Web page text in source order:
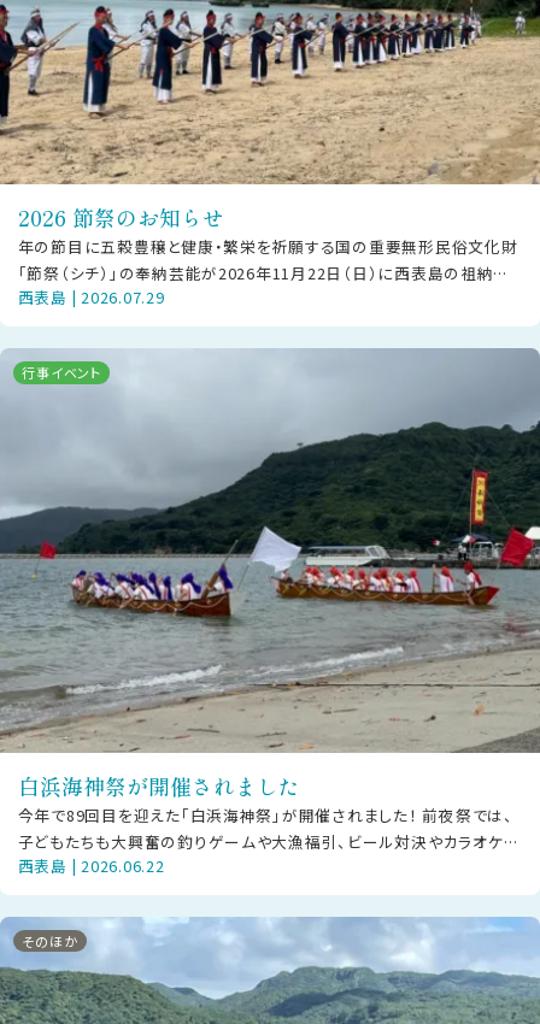
2026 節祭のお知らせ
年の節目に五穀豊穣と健康・繁栄を祈願する国の重要無形民俗文化財
「節祭（シチ）」の奉納芸能が2026年11月22日（日）に西表島の祖納地
区・干立地区にて披露されま
西表島 | 2026.07.29
行事イベント
白浜海神祭が開催されました
今年で89回目を迎えた「白浜海神祭」が開催されました！ 前夜祭では、
子どもたちも大興奮の釣りゲームや大漁福引、ビール対決やカラオケ大
会など大人も子どもも楽しいひ
西表島 | 2026.06.22
そのほか